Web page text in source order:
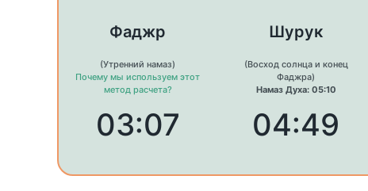
Фаджр
(Утренний намаз)
Почему мы используем этот
метод расчета?
03:07
Шурук
(Восход солнца и конец
Фаджра)
Намаз Духа: 05:10
04:49